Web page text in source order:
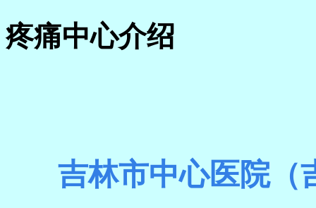
疼痛中心介绍
吉林市中心医院（